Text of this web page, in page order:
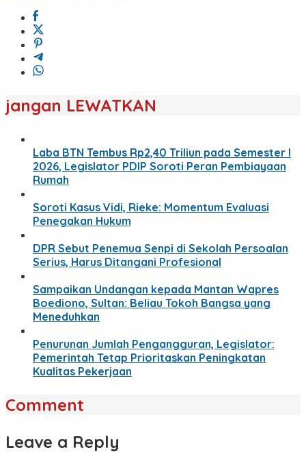
jangan LEWATKAN
Laba BTN Tembus Rp2,40 Triliun pada Semester I
2026, Legislator PDIP Soroti Peran Pembiayaan
Rumah
Soroti Kasus Vidi, Rieke: Momentum Evaluasi
Penegakan Hukum
DPR Sebut Penemua Senpi di Sekolah Persoalan
Serius, Harus Ditangani Profesional
Sampaikan Undangan kepada Mantan Wapres
Boediono, Sultan: Beliau Tokoh Bangsa yang
Meneduhkan
Penurunan Jumlah Pengangguran, Legislator:
Pemerintah Tetap Prioritaskan Peningkatan
Kualitas Pekerjaan
Comment
Leave a Reply